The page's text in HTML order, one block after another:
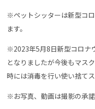
※ペットシッターは新型コ
ます。
※2023年5月8日新型コロナ
となりましたが今後もマス
時には消毒を行い使い捨て
※お写真、動画は撮影の承